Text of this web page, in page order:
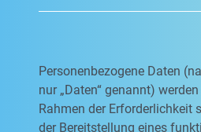
Personenbezogene Daten
nur „Daten“ genannt)
Rahmen der Erforderlichkeit
der Bereitstellung eines